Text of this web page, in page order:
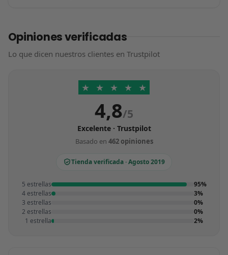
Opiniones verificadas
Lo que dicen nuestros clientes en Trustpilot
★ ★ ★ ★ ★
4,8/5
Excelente · Trustpilot
Basado en 462 opiniones
Tienda verificada · Agosto 2019
5 estrellas
95%
4 estrellas
3%
3 estrellas
0%
2 estrellas
0%
1 estrella
2%